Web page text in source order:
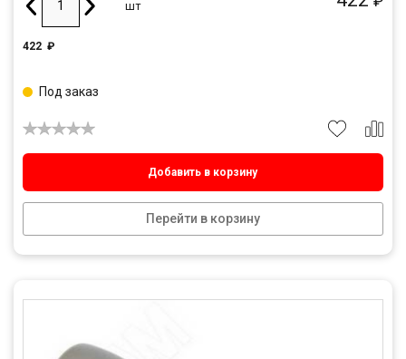
шт
422 ₽
Добавить в корзину
Перейти в корзину
Под заказ